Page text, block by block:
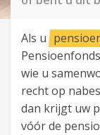
Als u
wie u
recht op
dan krijgt uw
vóór de